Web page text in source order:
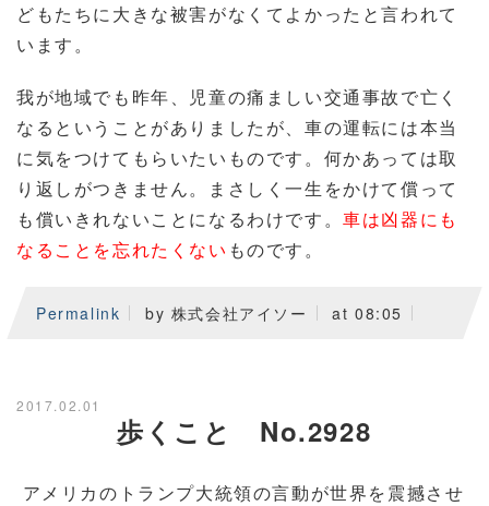
どもたちに大きな被害がなくてよかったと言われて
います。
我が地域でも昨年、児童の痛ましい交通事故で亡く
なるということがありましたが、車の運転には本当
に気をつけてもらいたいものです。何かあっては取
り返しがつきません。まさしく一生をかけて償って
も償いきれないことになるわけです。車は凶器にも
なることを忘れたくない ものです。
Permalink by 株式会社アイソー at 08:05
2017.02.01
歩くこと No.2928
アメリカのトランプ大統領の言動が世界を震撼させ